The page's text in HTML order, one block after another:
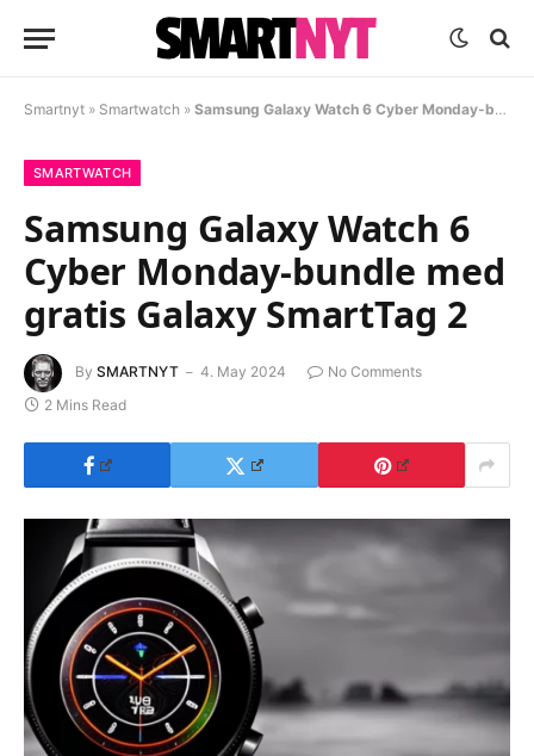
Smartnyt » Smartwatch » Samsung Galaxy Watch 6 Cyber Monday-bundle med gratis Galaxy SmartTag 2
SMARTWATCH
Samsung Galaxy Watch 6
Cyber Monday-bundle med
gratis Galaxy SmartTag 2
By SMARTNYT 4. May 2024
No Comments
2 Mins Read